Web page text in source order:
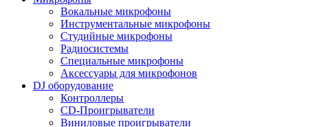
Вокальные микрофоны
Инструментальные микрофоны
Студийные микрофоны
Радиосистемы
Специальные микрофоны
Аксессуары для микрофонов
DJ оборудование
Контроллеры
CD-Проигрыватели
Виниловые проигрыватели